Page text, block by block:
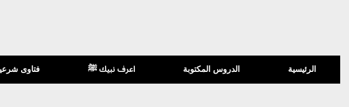
الرئيسية الدروس المكتوبة اعرف نبيك ﷺ فتاوى